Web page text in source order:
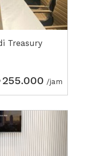
Treasury
255.000 /jam